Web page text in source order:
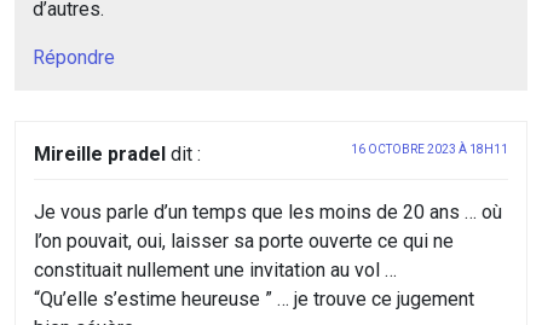
d’autres.
Répondre
Mireille pradel dit : 16 OCTOBRE 2023 À 18H11
Je vous parle d’un temps que les moins de 20 ans … où
l’on pouvait, oui, laisser sa porte ouverte ce qui ne
constituait nullement une invitation au vol …
“Qu’elle s’estime heureuse ” … je trouve ce jugement